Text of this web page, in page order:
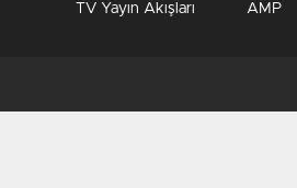
TV Yayın Akışları AMP